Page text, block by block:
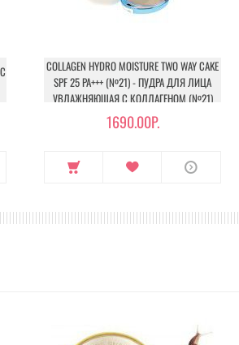
COLLAGEN HYDRO MOISTURE TWO WAY CAKE
SPF 25 PA+++ (№21) - ПУДРА ДЛЯ ЛИЦА
УВЛАЖНЯЮЩАЯ С КОЛЛАГЕНОМ (№21)
1690.00Р.